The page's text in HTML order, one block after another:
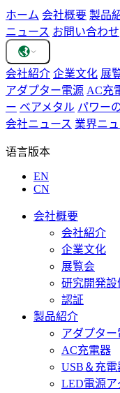
ホーム 会社概要 製品
ニュース お問い合わせ
会社紹介 企業文化 展
アダプター電源 AC充
ー ベアメタル パワー
会社ニュース 業界ニ
语言版本
EN
CN
会社概要
会社紹介
企業文化
展覧会
研究開発設
認証
製品紹介
アダプター
AC充電器
USB＆充電
LED電源ア